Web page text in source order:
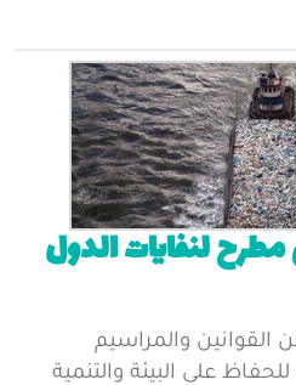
مطرح لنفايات الدول
والمراسيم
على البيئة والتنمية